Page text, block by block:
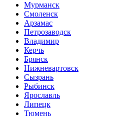
Мурманск
Смоленск
Арзамас
Петрозаводск
Владимир
Керчь
Брянск
Нижневартовск
Сызрань
Рыбинск
Ярославль
Липецк
Тюмень